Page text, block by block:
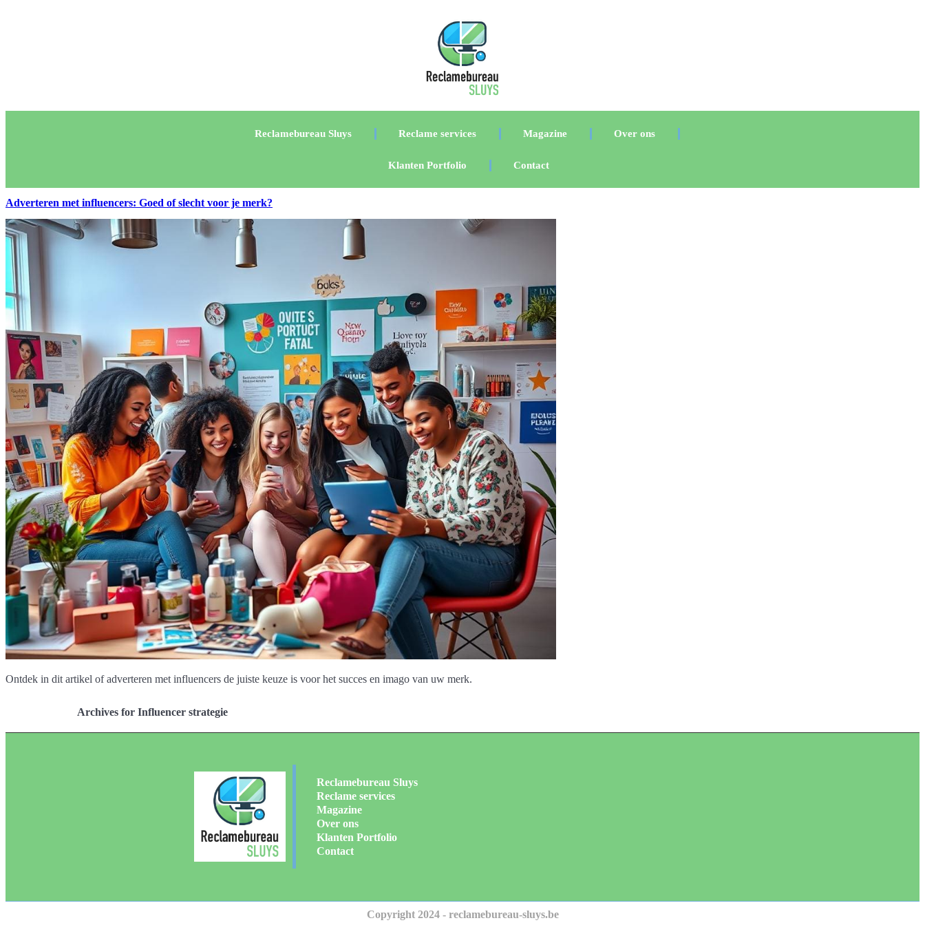
Reclamebureau Sluys Reclame services Magazine Over ons
Klanten Portfolio Contact
Adverteren met influencers: Goed of slecht voor je merk?
Ontdek in dit artikel of adverteren met influencers de juiste keuze is voor het succes en imago van uw merk.
Archives for Influencer strategie
Reclamebureau Sluys
Reclame services
Magazine
Over ons
Klanten Portfolio
Contact
Copyright 2024 - reclamebureau-sluys.be